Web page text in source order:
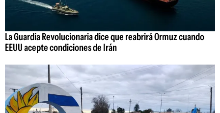
La Guardia Revolucionaria dice que reabrirá Ormuz cuando
EEUU acepte condiciones de Irán